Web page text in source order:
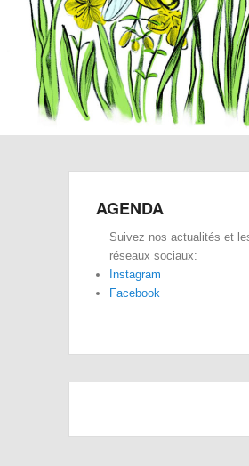
AGENDA
Suivez nos actualités et
réseaux sociaux:
Instagram
Facebook